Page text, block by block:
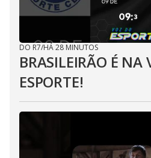
DO R7/HÁ 28 MINUTOS
BRASILEIRÃO É NA
ESPORTE!